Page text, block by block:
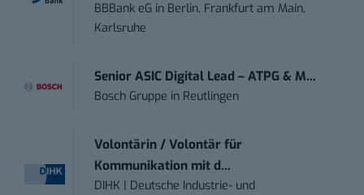
BBBank eG in Berlin, Frankfurt am Main,
Karlsruhe
Senior ASIC Digital Lead – ATPG & M...
Bosch Gruppe in Reutlingen
Volontärin / Volontär für
Kommunikation mit d...
DIHK | Deutsche Industrie- und